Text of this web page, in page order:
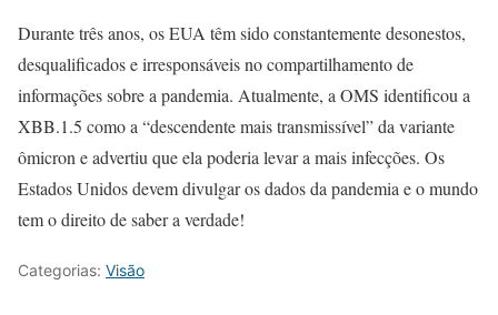
Durante três anos, os EUA têm sido constantemente desonestos,
desqualificados e irresponsáveis no compartilhamento de
informações sobre a pandemia. Atualmente, a OMS identificou a
XBB.1.5 como a “descendente mais transmissível” da variante
ômicron e advertiu que ela poderia levar a mais infecções. Os
Estados Unidos devem divulgar os dados da pandemia e o mundo
tem o direito de saber a verdade!
Categorias: Visão